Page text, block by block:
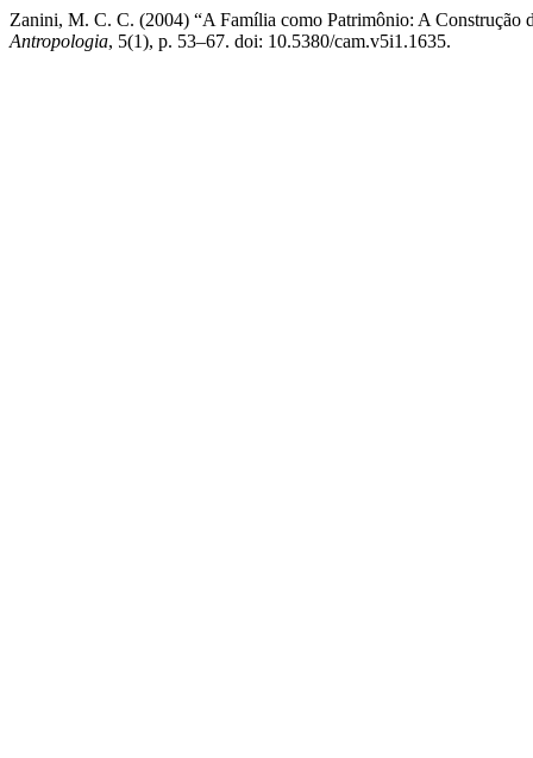
Zanini, M. C. C. (2004) “A Família como Patrimônio: A Construção
Antropologia, 5(1), p. 53–67. doi: 10.5380/cam.v5i1.1635.